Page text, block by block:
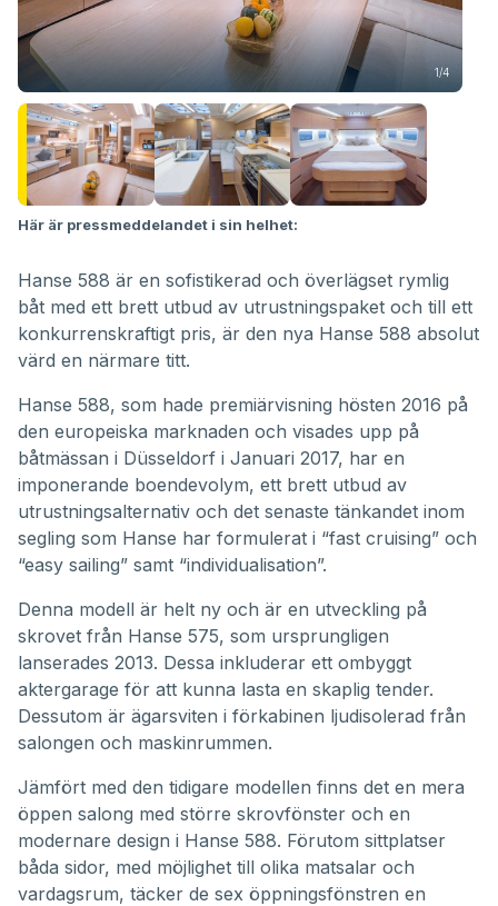
1/4
Här är pressmeddelandet i sin helhet:
Hanse 588 är en sofistikerad och överlägset rymlig
båt med ett brett utbud av utrustningspaket och till ett
konkurrenskraftigt pris, är den nya Hanse 588 absolut
värd en närmare titt.
Hanse 588, som hade premiärvisning hösten 2016 på
den europeiska marknaden och visades upp på
båtmässan i Düsseldorf i Januari 2017, har en
imponerande boendevolym, ett brett utbud av
utrustningsalternativ och det senaste tänkandet inom
segling som Hanse har formulerat i “fast cruising” och
“easy sailing” samt “individualisation”.
Denna modell är helt ny och är en utveckling på
skrovet från Hanse 575, som ursprungligen
lanserades 2013. Dessa inkluderar ett ombyggt
aktergarage för att kunna lasta en skaplig tender.
Dessutom är ägarsviten i förkabinen ljudisolerad från
salongen och maskinrummen.
Jämfört med den tidigare modellen finns det en mera
öppen salong med större skrovfönster och en
modernare design i Hanse 588. Förutom sittplatser
båda sidor, med möjlighet till olika matsalar och
vardagsrum, täcker de sex öppningsfönstren en